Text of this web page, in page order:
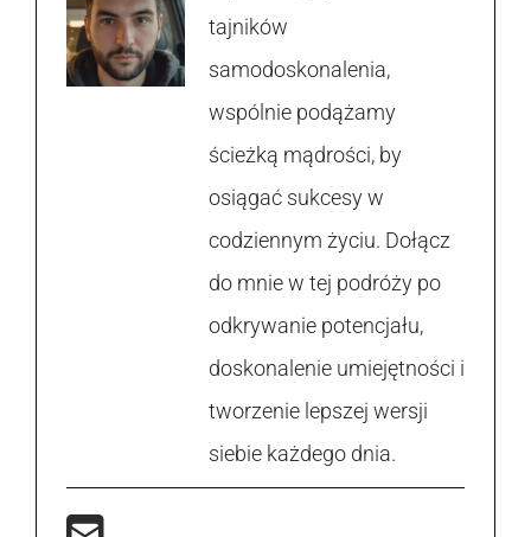
tajników
samodoskonalenia,
wspólnie podążamy
ścieżką mądrości, by
osiągać sukcesy w
codziennym życiu. Dołącz
do mnie w tej podróży po
odkrywanie potencjału,
doskonalenie umiejętności i
tworzenie lepszej wersji
siebie każdego dnia.